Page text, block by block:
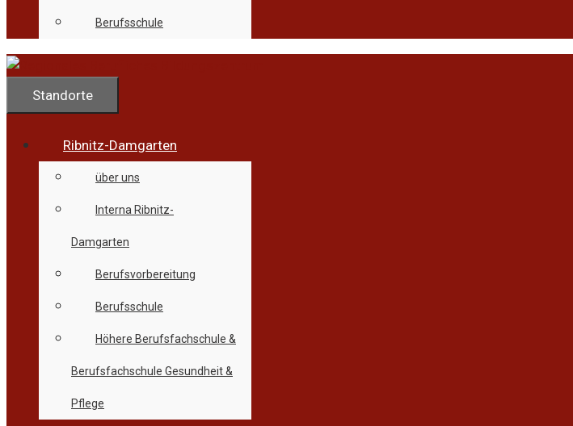
Berufsschule
Standorte
Ribnitz-Damgarten
über uns
Interna Ribnitz-
Damgarten
Berufsvorbereitung
Berufsschule
Höhere Berufsfachschule &
Berufsfachschule Gesundheit &
Pflege